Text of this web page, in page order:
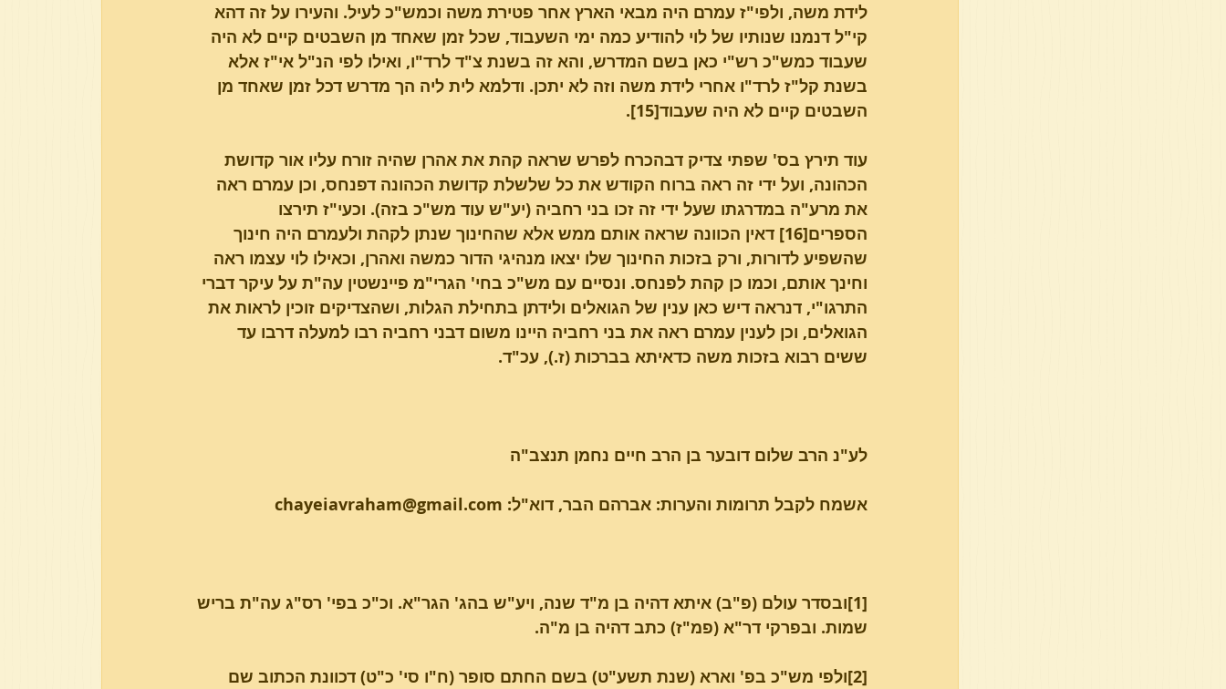
לידת משה, ולפי"ז עמרם היה מבאי הארץ אחר פטירת משה וכמש"כ לעיל. והעירו על זה דהא
קי"ל דנמנו שנותיו של לוי להודיע כמה ימי השעבוד, שכל זמן שאחד מן השבטים קיים לא היה
שעבוד כמש"כ רש"י כאן בשם המדרש, והא זה בשנת צ"ד לרד"ו, ואילו לפי הנ"ל אי"ז אלא
בשנת קל"ז לרד"ו אחרי לידת משה וזה לא יתכן. ודלמא לית ליה הך מדרש דכל זמן שאחד מן
השבטים קיים לא היה שעבוד[15].
עוד תירץ בס' שפתי צדיק דבהכרח לפרש שראה קהת את אהרן שהיה זורח עליו אור קדושת
הכהונה, ועל ידי זה ראה ברוח הקודש את כל שלשלת קדושת הכהונה דפנחס, וכן עמרם ראה
את מרע"ה במדרגתו שעל ידי זה זכו בני רחביה (יע"ש עוד מש"כ בזה). וכעי"ז תירצו
הספרים[16] דאין הכוונה שראה אותם ממש אלא שהחינוך שנתן לקהת ולעמרם היה חינוך
שהשפיע לדורות, ורק בזכות החינוך שלו יצאו מנהיגי הדור כמשה ואהרן, וכאילו לוי עצמו ראה
וחינך אותם, וכמו כן קהת לפנחס. ונסיים עם מש"כ בחי' הגרי"מ פיינשטין עה"ת על עיקר דברי
התרגו"י, דנראה דיש כאן ענין של הגואלים ולידתן בתחילת הגלות, ושהצדיקים זוכין לראות את
הגואלים, וכן לענין עמרם ראה את בני רחביה היינו משום דבני רחביה רבו למעלה דרבו עד
ששים רבוא בזכות משה כדאיתא בברכות (ז.), עכ"ד.
לע"נ הרב שלום דובער בן הרב חיים נחמן תנצב"ה
אשמח לקבל תרומות והערות: אברהם הבר, דוא"ל: chayeiavraham@gmail.com
[1]ובסדר עולם (פ"ב) איתא דהיה בן מ"ד שנה, ויע"ש בהג' הגר"א. וכ"כ בפי' רס"ג עה"ת בריש
שמות. ובפרקי דר"א (פמ"ז) כתב דהיה בן מ"ה.
[2]ולפי מש"כ בפ' וארא (שנת תשע"ט) בשם החתם סופר (ח"ו סי' כ"ט) דכוונת הכתוב שם